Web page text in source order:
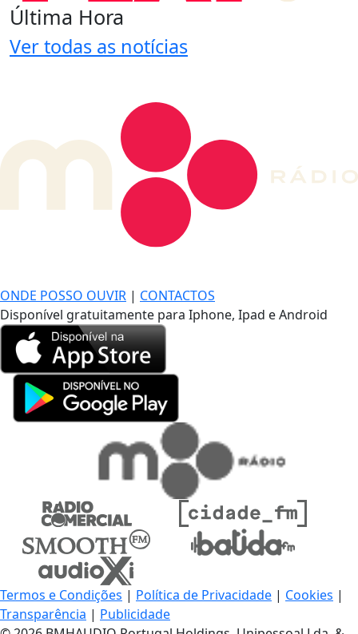
Última Hora
Ver todas as notícias
ONDE POSSO OUVIR | CONTACTOS
Disponível gratuitamente para Iphone, Ipad e Android
Termos e Condições | Política de Privacidade | Cookies |
Transparência | Publicidade